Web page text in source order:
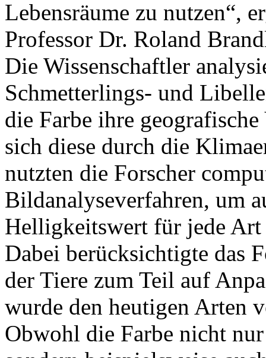
Lebensräume zu nutzen“,
Professor Dr. Roland
Die Wissenschaftler
Schmetterlings- und
die Farbe ihre
sich diese durch die
nutzten die Forscher
Bildanalyseverfahren, um
Helligkeitswert für jede
Dabei berücksichtigte das
der Tiere zum Teil auf
wurde den heutigen Arten
Obwohl die Farbe nicht